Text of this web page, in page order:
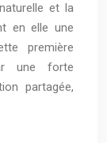
et la
en elle une
première
une forte
partagée,